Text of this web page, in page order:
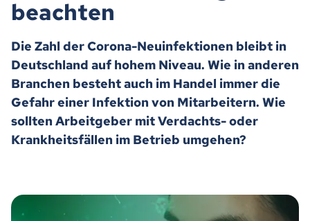
beachten
Die Zahl der Corona-Neuinfektionen bleibt in
Deutschland auf hohem Niveau. Wie in anderen
Branchen besteht auch im Handel immer die
Gefahr einer Infektion von Mitarbeitern. Wie
sollten Arbeitgeber mit Verdachts- oder
Krankheitsfällen im Betrieb umgehen?